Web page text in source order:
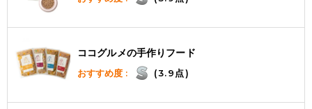
ココグルメの手作りフード
おすすめ度 : (3.9点)